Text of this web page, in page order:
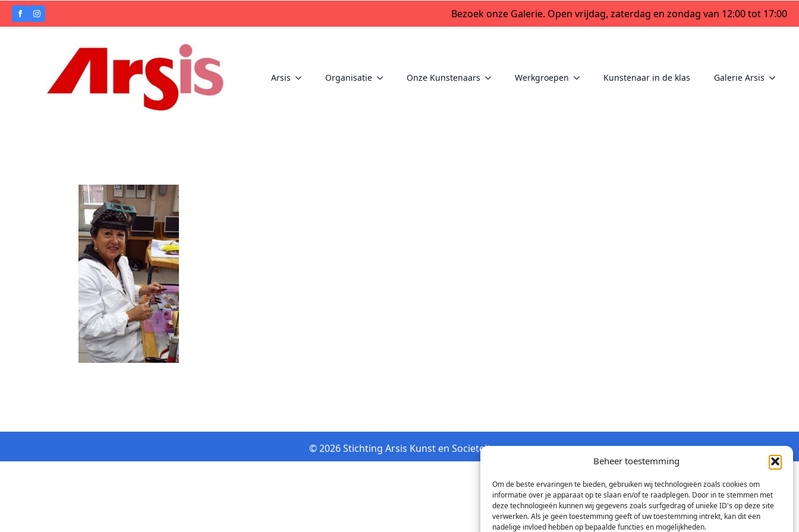
Beheer toestemming
Om de beste ervaringen te bieden, gebruiken wij technologieën zoals cookies om
informatie over je apparaat op te slaan en/of te raadplegen. Door in te stemmen met
deze technologieën kunnen wij gegevens zoals surfgedrag of unieke ID's op deze site
verwerken. Als je geen toestemming geeft of uw toestemming intrekt, kan dit een
nadelige invloed hebben op bepaalde functies en mogelijkheden.
Bezoek onze Galerie. Open vrijdag, zaterdag en zondag van 12:00 tot 17:00
Arsis Organisatie Onze Kunstenaars Werkgroepen Kunstenaar in de klas Galerie Arsis
© 2026 Stichting Arsis Kunst en Societeit